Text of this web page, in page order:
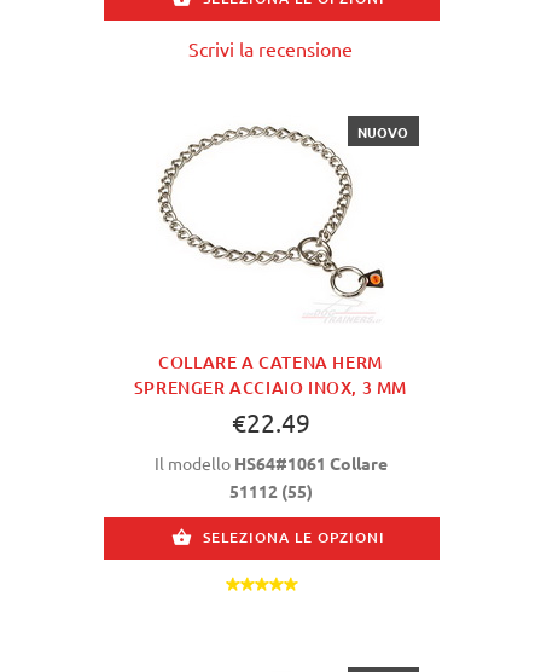
Scrivi la recensione
COLLARE A CATENA HERM
SPRENGER ACCIAIO INOX, 3 MM
NUOVO
€22.49
Il modello HS64#1061 Collare
51112 (55)
SELEZIONA LE OPZIONI